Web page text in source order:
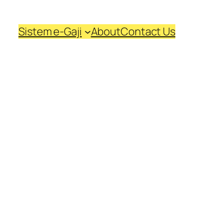
Sistem e-Gaji AboutContact Us